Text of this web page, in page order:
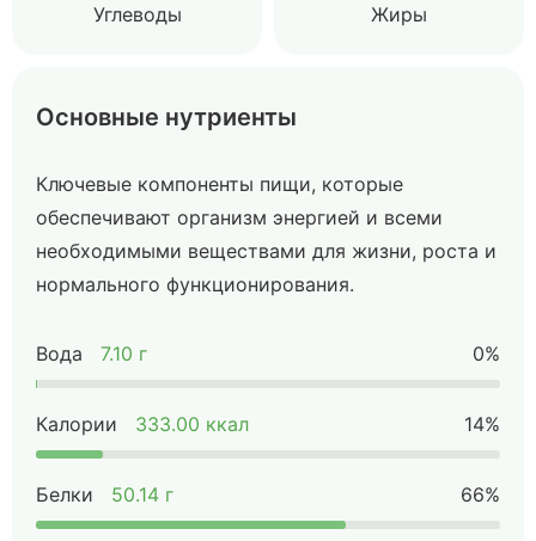
Углеводы Жиры
Основные нутриенты
Ключевые компоненты пищи, которые
обеспечивают организм энергией и всеми
необходимыми веществами для жизни, роста и
нормального функционирования.
Вода 7.10 г 0%
Калории 333.00 ккал 14%
Белки 50.14 г 66%